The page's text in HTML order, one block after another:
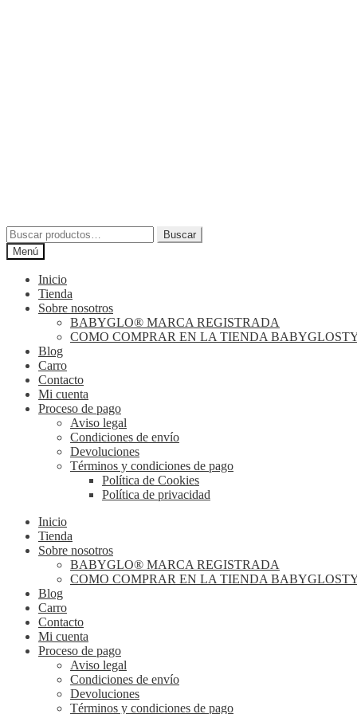
Buscar
por:
Buscar
Menú
Inicio
Tienda
Sobre nosotros
BABYGLO® MARCA REGISTRADA
COMO COMPRAR EN LA TIENDA
Blog
Carro
Contacto
Mi cuenta
Proceso de pago
Aviso legal
Condiciones de envío
Devoluciones
Términos y condiciones de pago
Política de Cookies
Política de privacidad
Inicio
Tienda
Sobre nosotros
BABYGLO® MARCA REGISTRADA
COMO COMPRAR EN LA TIENDA
Blog
Carro
Contacto
Mi cuenta
Proceso de pago
Aviso legal
Condiciones de envío
Devoluciones
Términos y condiciones de pago